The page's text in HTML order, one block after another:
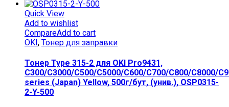
Quick View
Add to wishlist
CompareAdd to cart
OKI, Тонер для заправки
Тонер Type 315-2 для OKI Pro9431,
C300/C3000/C500/C5000/C600/C700/C800/C8000/
series (Japan) Yellow, 500г/бут, (унив.), OSP0315-
2-Y-500